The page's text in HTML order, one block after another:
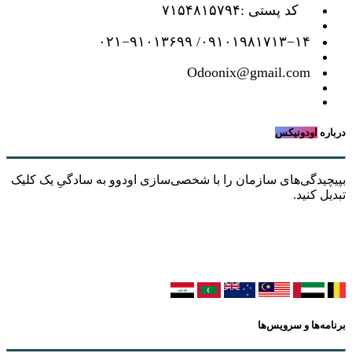
کد پستی :‌۷۱۵۴۸۱۵۷۹۴
Odoonix@gmail.com
درباره اودونیکس
بپیچیدگی‌های سازمان را با شخصی‌سازی اودوو به سادگیِ یک کلیک
تبدیل کنید.
برنامه‌ها و سرویس‌ها